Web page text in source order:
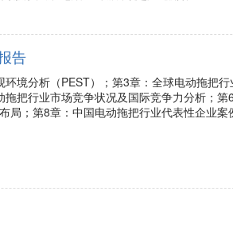
告
境分析（PEST）；第3章：全球电动拖把
把行业市场竞争状况及国际竞争力分析；
；第8章：中国电动拖把行业代表性企业案